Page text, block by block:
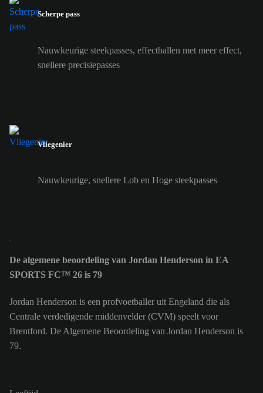
Scherpe pass
Nauwkeurige steekpasses, effectballen met meer effect,
snellere precisiepasses
Vliegenier
Nauwkeurige, snellere Lob en Hoge steekpasses
De algemene beoordeling van Jordan Henderson in EA
SPORTS FC™ 26 is 79
Jordan Henderson is een profvoetballer uit Engeland die als
Centrale verdedigende middenvelder (CVM) speelt voor
Brentford. De Algemene Beoordeling van Jordan Henderson is
79.